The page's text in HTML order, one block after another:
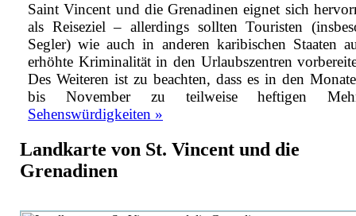
Saint Vincent und die Grenadinen eignet sich
als Reiseziel – allerdings sollten Touristen
Segler) wie auch in anderen karibischen Staaten
erhöhte Kriminalität in den Urlaubszentren
Des Weiteren ist zu beachten, dass es in den
bis November zu teilweise heftigen
Sehenswürdigkeiten »
Landkarte von St. Vincent und die
Grenadinen